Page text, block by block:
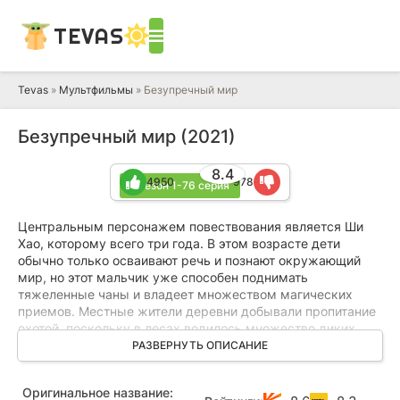
TEVAS
Tevas » Мультфильмы » Безупречный мир
Безупречный мир (2021)
1 сезон 1-76 серия
8.4
4950 978
Центральным персонажем повествования является Ши
Хао, которому всего три года. В этом возрасте дети
обычно только осваивают речь и познают окружающий
мир, но этот мальчик уже способен поднимать
тяжеленные чаны и владеет множеством магических
приемов. Местные жители деревни добывали пропитание
охотой, поскольку в лесах водилось множество диких
зверей. Маленький Ши Хао восхищался смелыми
охотниками и с нетерпением ждал их возвращения, чтобы
истории.
РАЗВЕРНУТЬ ОПИСАНИЕ
Оригинальное название: